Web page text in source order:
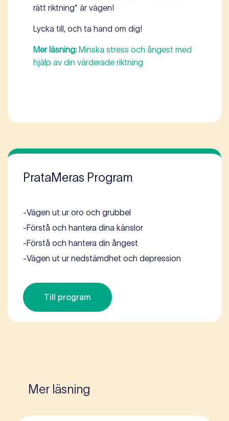
rätt riktning” är vägen!
Lycka till, och ta hand om dig!
Mer läsning: Minska stress och ångest med
hjälp av din värderade riktning
PrataMeras Program
-Vägen ut ur oro och grubbel
-Förstå och hantera dina känslor
-Förstå och hantera din ångest
-Vägen ut ur nedstämdhet och depression
Till program
Mer läsning